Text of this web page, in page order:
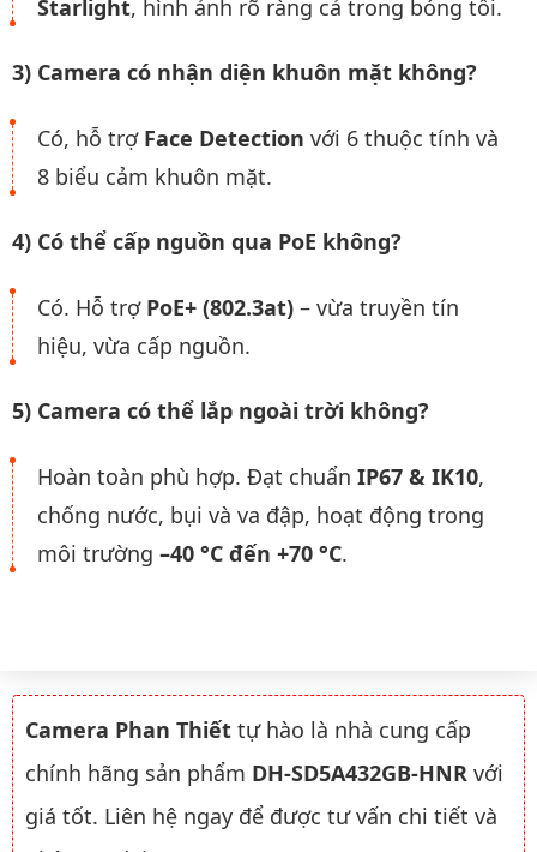
Starlight, hình ảnh rõ ràng cả trong bóng tối.
3) Camera có nhận diện khuôn mặt không?
Có, hỗ trợ Face Detection với 6 thuộc tính và
8 biểu cảm khuôn mặt.
4) Có thể cấp nguồn qua PoE không?
Có. Hỗ trợ PoE+ (802.3at) – vừa truyền tín
hiệu, vừa cấp nguồn.
5) Camera có thể lắp ngoài trời không?
Hoàn toàn phù hợp. Đạt chuẩn IP67 & IK10,
chống nước, bụi và va đập, hoạt động trong
môi trường –40 °C đến +70 °C.
Camera Phan Thiết tự hào là nhà cung cấp
chính hãng sản phẩm DH-SD5A432GB-HNR với
giá tốt. Liên hệ ngay để được tư vấn chi tiết và